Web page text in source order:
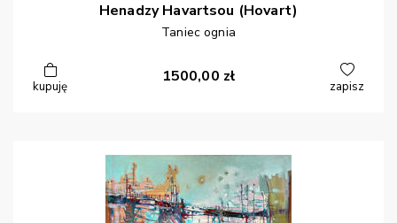
Henadzy Havartsou (Hovart)
Taniec ognia
kupuję
1500,00 zł
zapisz